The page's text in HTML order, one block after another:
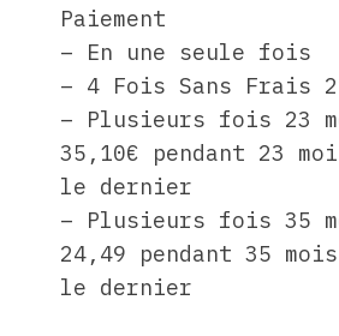
Paiement
– En une seule fois
– 4 Fois Sans Frais
– Plusieurs fois 23
35,10€ pendant 23
le dernier
– Plusieurs fois 35
24,49 pendant 35
le dernier